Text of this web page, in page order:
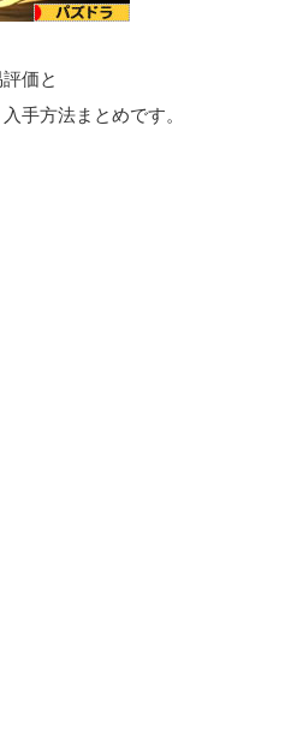
価と
手方法まとめです。